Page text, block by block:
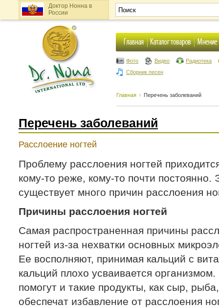
Доктор Нонна в
России
Фото Видео
Радиотека
Сборник песен
Главная Перечень заболеваний
Перечень заболеваний
Расслоение ногтей
Проблему расслоения ногтей
кому-то реже, кому-то почти постоянно.
существует много причин расслоения
Причины расслоения ногтей
Самая распространенная причины
ногтей из-за нехватки основных
Ее восполняют, принимая кальций с
кальций плохо усваивается
помогут и такие продукты, как сыр,
обеспечат избавление от расслоения